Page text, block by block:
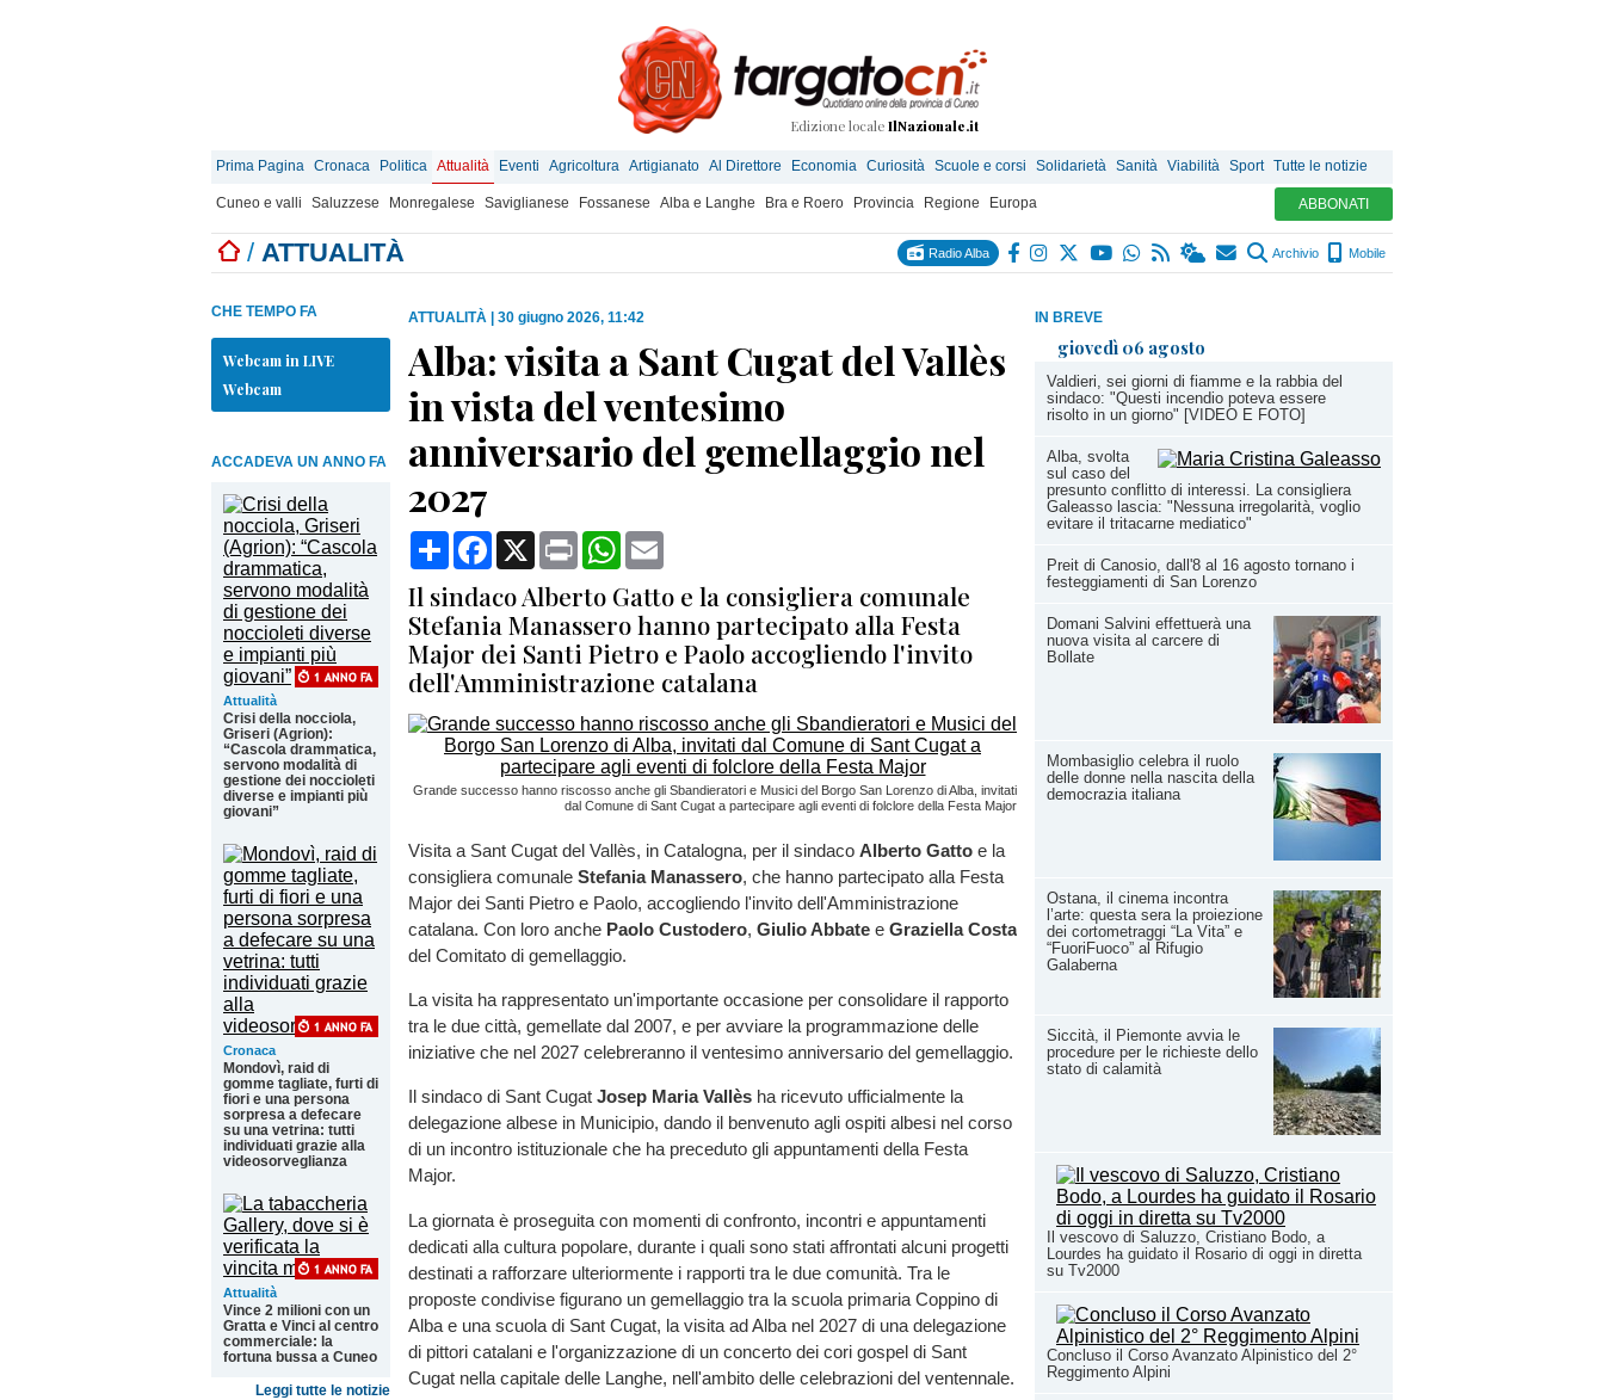
Edizione locale IlNazionale.it
Prima Pagina Cronaca Politica Attualità Eventi Agricoltura Artigianato Al Direttore Economia Curiosità Scuole e corsi Solidarietà Sanità Viabilità Sport Tutte le notizie
Cuneo e valli Saluzzese Monregalese Saviglianese Fossanese Alba e Langhe Bra e Roero Provincia Regione Europa ABBONATI
/ ATTUALITÀ Radio Alba Archivio Mobile
IN BREVE
giovedì 06 agosto
Valdieri, sei giorni di fiamme e la rabbia del
sindaco: "Questi incendio poteva essere
risolto in un giorno" [VIDEO E FOTO]
Alba, svolta
sul caso del
presunto conflitto di interessi. La consigliera
Galeasso lascia: "Nessuna irregolarità, voglio
evitare il tritacarne mediatico"
Preit di Canosio, dall'8 al 16 agosto tornano i
festeggiamenti di San Lorenzo
Domani Salvini effettuerà una
nuova visita al carcere di
Bollate
Mombasiglio celebra il ruolo
delle donne nella nascita della
democrazia italiana
Ostana, il cinema incontra
l’arte: questa sera la proiezione
dei cortometraggi “La Vita” e
“FuoriFuoco” al Rifugio
Galaberna
Siccità, il Piemonte avvia le
procedure per le richieste dello
stato di calamità
Il vescovo di Saluzzo, Cristiano Bodo, a
Lourdes ha guidato il Rosario di oggi in diretta
su Tv2000
Concluso il Corso Avanzato Alpinistico del 2°
Reggimento Alpini
CHE TEMPO FA
Webcam in LIVE
Webcam
ACCADEVA UN ANNO FA
Attualità
Crisi della nocciola,
Griseri (Agrion):
“Cascola drammatica,
servono modalità di
gestione dei noccioleti
diverse e impianti più
giovani”
Cronaca
Mondovì, raid di
gomme tagliate, furti di
fiori e una persona
sorpresa a defecare
su una vetrina: tutti
individuati grazie alla
videosorveglianza
Attualità
Vince 2 milioni con un
Gratta e Vinci al centro
commerciale: la
fortuna bussa a Cuneo
Leggi tutte le notizie
ATTUALITÀ 30 giugno 2026, 11:42
Alba: visita a Sant Cugat del Vallès
in vista del ventesimo
anniversario del gemellaggio nel
2027
CondividiFacebook
X Print WhatsApp
Il sindaco Alberto Gatto e la consigliera comunale
Stefania Manassero hanno partecipato alla Festa
Major dei Santi Pietro e Paolo accogliendo l'invito
dell'Amministrazione catalana
Grande successo hanno riscosso anche gli Sbandieratori e Musici del Borgo San Lorenzo di Alba, invitati
dal Comune di Sant Cugat a partecipare agli eventi di folclore della Festa Major
Visita a Sant Cugat del Vallès, in Catalogna, per il sindaco Alberto Gatto e la
consigliera comunale Stefania Manassero, che hanno partecipato alla Festa
Major dei Santi Pietro e Paolo, accogliendo l'invito dell'Amministrazione
catalana. Con loro anche Paolo Custodero, Giulio Abbate e Graziella Costa
del Comitato di gemellaggio.
La visita ha rappresentato un'importante occasione per consolidare il rapporto
tra le due città, gemellate dal 2007, e per avviare la programmazione delle
iniziative che nel 2027 celebreranno il ventesimo anniversario del gemellaggio.
Il sindaco di Sant Cugat Josep Maria Vallès ha ricevuto ufficialmente la
delegazione albese in Municipio, dando il benvenuto agli ospiti albesi nel corso
di un incontro istituzionale che ha preceduto gli appuntamenti della Festa
Major.
La giornata è proseguita con momenti di confronto, incontri e appuntamenti
dedicati alla cultura popolare, durante i quali sono stati affrontati alcuni progetti
destinati a rafforzare ulteriormente i rapporti tra le due comunità. Tra le
proposte condivise figurano un gemellaggio tra la scuola primaria Coppino di
Alba e una scuola di Sant Cugat, la visita ad Alba nel 2027 di una delegazione
di pittori catalani e l'organizzazione di un concerto dei cori gospel di Sant
Cugat nella capitale delle Langhe, nell'ambito delle celebrazioni del ventennale.